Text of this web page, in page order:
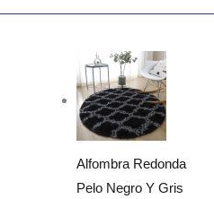
Alfombra Redonda
Pelo Negro Y Gris